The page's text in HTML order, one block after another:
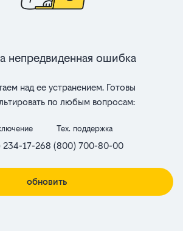
непредвиденная ошибка
над ее устранением. Готовы
по любым вопросам:
234-17-26
Тех. поддержка
8 (800) 700-80-00
обновить